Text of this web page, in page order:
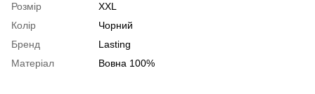
Розмір
XXL
Колір
Чорний
Бренд
Lasting
Матеріал
Вовна 100%